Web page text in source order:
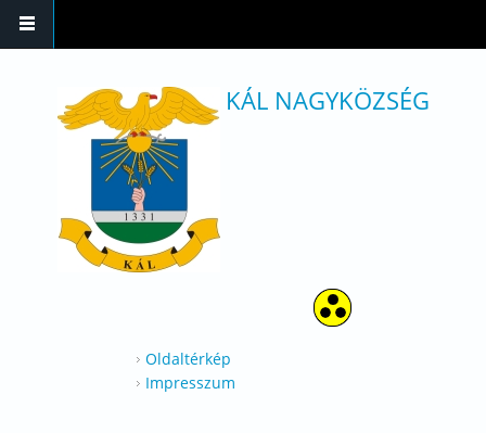
KÁL NAGYKÖZSÉG
Oldaltérkép
Impresszum